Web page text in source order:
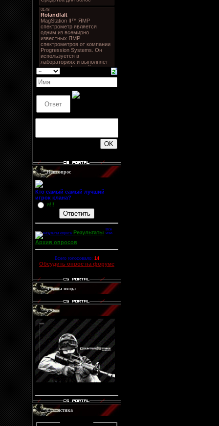
Наш опрос
Кто самый самый лучший
игрок клана?
я!!!
Результаты
Архив опросов
Всего голосовало: 14
Обсудить опрос на форуме
Форма входа
CSS
Статистика